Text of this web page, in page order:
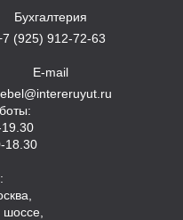
Бухгалтерия
(925) 912-72-63
E-mail
18.30
шоссе,